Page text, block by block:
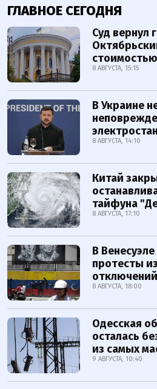
ГЛАВНОЕ СЕГОДНЯ
Суд вернул
8 АВГУСТА, 15:15
В Украине
8 АВГУСТА, 14:10
Китай
тайфуна
8 АВГУСТА, 17:10
В
протесты
8 АВГУСТА, 18:00
Одесская
осталась
из самых
9 АВГУСТА, 10:40